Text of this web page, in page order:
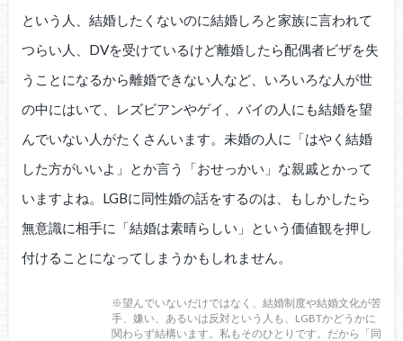
という人、結婚したくないのに結婚しろと家族に言われて
つらい人、DVを受けているけど離婚したら配偶者ビザを失
うことになるから離婚できない人など、いろいろな人が世
の中にはいて、レズビアンやゲイ、バイの人にも結婚を望
んでいない人がたくさんいます。未婚の人に「はやく結婚
した方がいいよ」とか言う「おせっかい」な親戚とかって
いますよね。LGBに同性婚の話をするのは、もしかしたら
無意識に相手に「結婚は素晴らしい」という価値観を押し
付けることになってしまうかもしれません。
※望んでいないだけではなく、結婚制度や結婚文化が苦
手、嫌い、あるいは反対という人も、LGBTかどうかに
関わらず結構います。私もそのひとりです。だから「同